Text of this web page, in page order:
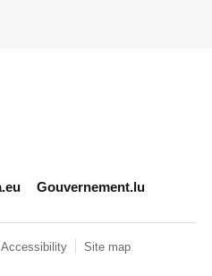
Gouvernement.lu
Accessibility Site map